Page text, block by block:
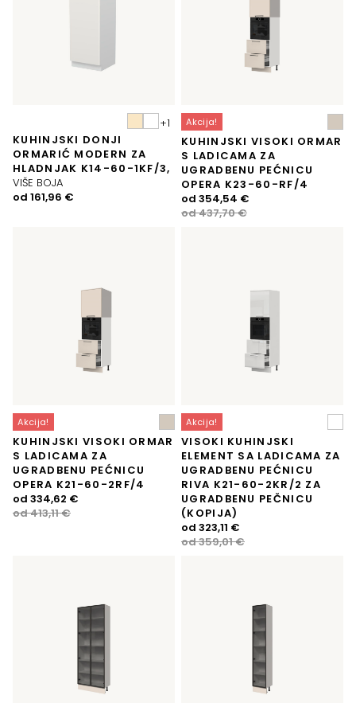
KUHINJSKI DONJI
ORMARIĆ MODERN ZA
HLADNJAK K14-60-1KF/3,
VIŠE BOJA
od 161,96 €
Akcija!
KUHINJSKI VISOKI ORMAR
S LADICAMA ZA
UGRADBENU PEĆNICU
OPERA K23-60-RF/4
od437,70€
Izvorna
cijena
od 354,54 €
Trenutna
cijena
Akcija!
KUHINJSKI VISOKI ORMAR
S LADICAMA ZA
UGRADBENU PEĆNICU
OPERA K21-60-2RF/4
od413,11€
Izvorna
cijena
od 334,62 €
Trenutna
cijena
Akcija!
VISOKI KUHINJSKI
ELEMENT SA LADICAMA ZA
UGRADBENU PEĆNICU
RIVA K21-60-2KR/2 ZA
UGRADBENU PEČNICU
(KOPIJA)
od359,01€
Izvorna
cijena
od 323,11 €
Trenutna
cijena